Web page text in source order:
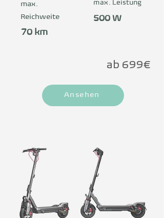
und 10" pannensicheren Reifen
meistert er mühelos auch unebene
Strecken. Das großzügige Trittbrett
gestaltete Cockpit mit 2.4-Zoll Smart
Konnektivität vereint.
Reichweitenstark mit bis zu 70 km im
Enhancement System maximale
Stabilität und Kontrolle – selbst bei
hohen Geschwindigkeiten. Ideal für
alle, die Wert auf Fahrkomfort,
Sicherheit und Stil legen.
max.
Reichweite
70 km
max. Leistung
500 W
ab 699€
Ansehen